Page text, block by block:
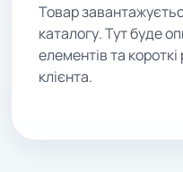
Товар
каталогу. Тут буде
елементів та
клієнта.